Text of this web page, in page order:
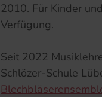
2010. Für Kinder
Verfügung.
Seit 2022
Schlözer-Schule